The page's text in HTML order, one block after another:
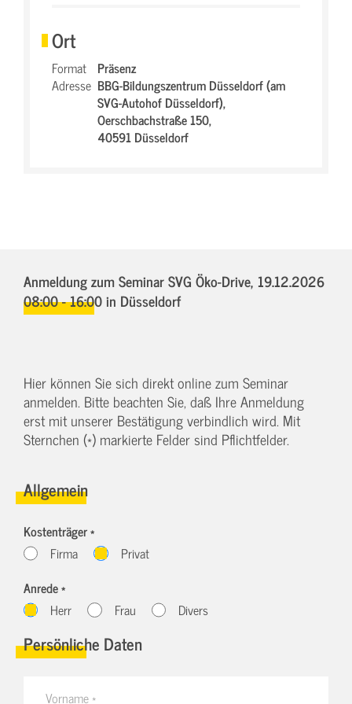
Ort
Format Präsenz
Adresse BBG-Bildungszentrum Düsseldorf (am
SVG-Autohof Düsseldorf),
Oerschbachstraße 150,
40591 Düsseldorf
Anmeldung zum Seminar SVG Öko-Drive, 19.12.2026
08:00 - 16:00in Düsseldorf
Hier können Sie sich direkt online zum Seminar
anmelden. Bitte beachten Sie, daß Ihre Anmeldung
erst mit unserer Bestätigung verbindlich wird. Mit
Sternchen (*) markierte Felder sind Pflichtfelder.
Allgemein
Kostenträger *
Firma
Privat
Anrede *
Herr
Frau Divers
Persönliche Daten